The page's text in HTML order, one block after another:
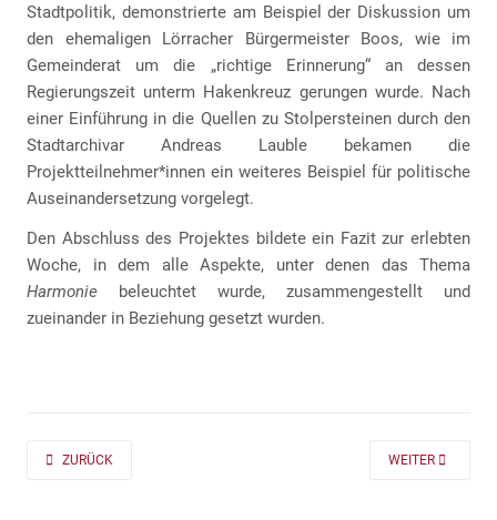
Stadtpolitik, demonstrierte am Beispiel der Diskussion um
den ehemaligen Lörracher Bürgermeister Boos, wie im
Gemeinderat um die „richtige Erinnerung“ an dessen
Regierungszeit unterm Hakenkreuz gerungen wurde. Nach
einer Einführung in die Quellen zu Stolpersteinen durch den
Stadtarchivar Andreas Lauble bekamen die
Projektteilnehmer*innen ein weiteres Beispiel für politische
Auseinandersetzung vorgelegt.
Den Abschluss des Projektes bildete ein Fazit zur erlebten
Woche, in dem alle Aspekte, unter denen das Thema
Harmonie beleuchtet wurde, zusammengestellt und
zueinander in Beziehung gesetzt wurden.
PREVIOUS ARTICLE: AD FONTES 2019/20 „MASS“ FÜR DIE KLASSEN 7
ZURÜCK NEXT ARTICLE:
WEITER